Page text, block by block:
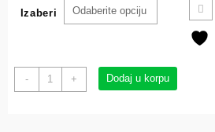
Izaberi
- + Dodaj u korpu